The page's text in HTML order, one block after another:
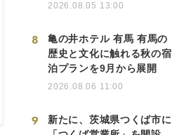
2026.08.05 13:00
8
亀の井ホテル 有馬 有馬の
歴史と文化に触れる秋の宿
泊プランを9月から展開
2026.08.06 11:00
9
新たに、茨城県つくば市に